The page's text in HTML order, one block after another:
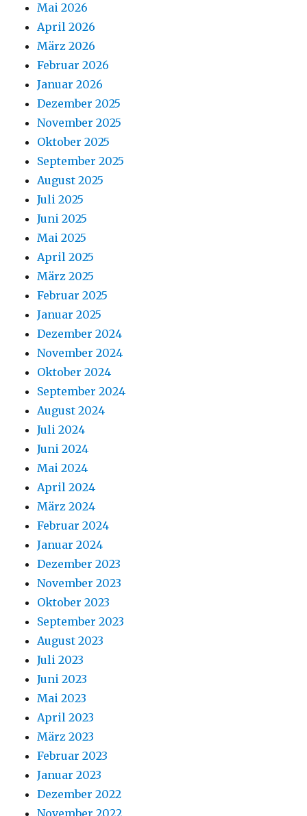
Mai 2026
April 2026
März 2026
Februar 2026
Januar 2026
Dezember 2025
November 2025
Oktober 2025
September 2025
August 2025
Juli 2025
Juni 2025
Mai 2025
April 2025
März 2025
Februar 2025
Januar 2025
Dezember 2024
November 2024
Oktober 2024
September 2024
August 2024
Juli 2024
Juni 2024
Mai 2024
April 2024
März 2024
Februar 2024
Januar 2024
Dezember 2023
November 2023
Oktober 2023
September 2023
August 2023
Juli 2023
Juni 2023
Mai 2023
April 2023
März 2023
Februar 2023
Januar 2023
Dezember 2022